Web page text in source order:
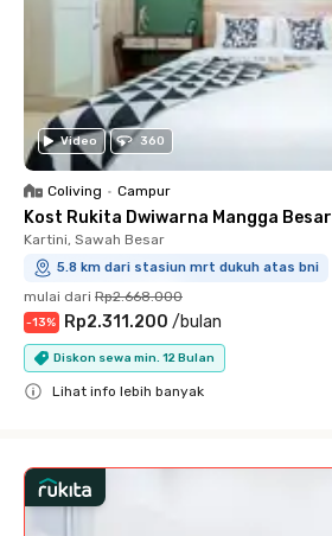
Video 360
Coliving • Campur
Kost Rukita Dwiwarna Mangga Besar
Kartini, Sawah Besar
5.8 km dari stasiun mrt dukuh atas bni
mulai dari Rp2.668.000
-13% Rp2.311.200 /bulan
Diskon sewa min. 12 Bulan
Lihat info lebih banyak